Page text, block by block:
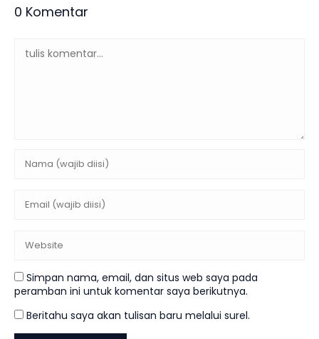
0 Komentar
Simpan nama, email, dan situs web saya pada
peramban ini untuk komentar saya berikutnya.
Beritahu saya akan tulisan baru melalui surel.